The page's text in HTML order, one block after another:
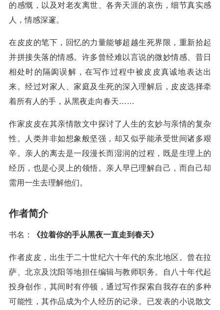
的感慨，以及对老友离世、各奔天涯的哀伤，细节真实感
人，情感深邃。
在皮皮的笔下，回忆的力量能够超越生死界限，重新拾起
并拼接失落的情感。许多曾经难以言说的微妙情感、昔日
相处时的隔阂误解，在写作过程中被皮皮真诚地表达出
来。经过对家人、家庭及生死的深入理解后，皮皮选择牵
着所有人的手，从黑夜走向春天……
作家皮皮在其亲情散文中探讨了人生的玄妙与亲情的复杂
性。人类并非如想象般坚强，却又似乎能承受世间诸多艰
辛。亲人的离去是一段漫长而湿润的过程，既是生理上的
经历，也是心灵上的领悟。亲人早已理解自己，而自己却
需用一生去理解他们。
作者简介
书名： 《拉着你的手从黑夜一直走到春天》
作者皮皮，出生于二十世纪六十年代的东北地区。曾在拉
萨、北京及沈阳等地担任编辑与教师职务。自八十年代起
投身创作，其间时有停顿，通过写作探索自我存在的多种
可能性，其作品成为个人经历的记录。已发表的小说散文